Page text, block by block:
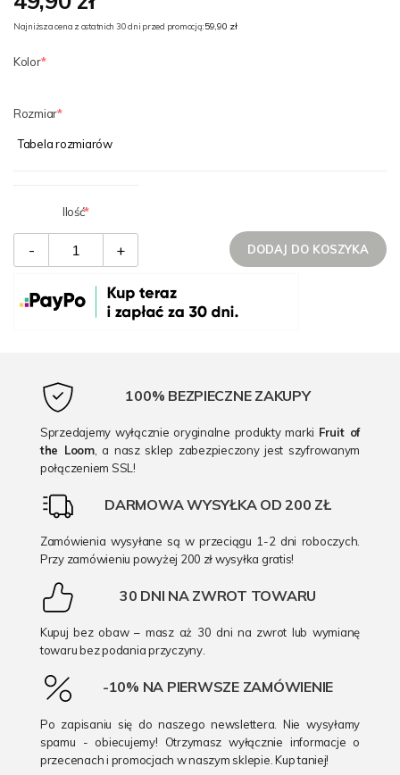
Najniższa cena z ostatnich 30 dni przed promocją:59,90 zł
Kolor
Rozmiar
Tabela rozmiarów
Ilość
- + DODAJ DO KOSZYKA
100% BEZPIECZNE ZAKUPY
Sprzedajemy wyłącznie oryginalne produkty marki Fruit of
the Loom, a nasz sklep zabezpieczony jest szyfrowanym
połączeniem SSL!
DARMOWA WYSYŁKA OD 200 ZŁ
Zamówienia wysyłane są w przeciągu 1-2 dni roboczych.
Przy zamówieniu powyżej 200 zł wysyłka gratis!
30 DNI NA ZWROT TOWARU
Kupuj bez obaw – masz aż 30 dni na zwrot lub wymianę
towaru bez podania przyczyny.
-10% NA PIERWSZE ZAMÓWIENIE
Po zapisaniu się do naszego newslettera. Nie wysyłamy
spamu - obiecujemy! Otrzymasz wyłącznie informacje o
przecenach i promocjach w naszym sklepie. Kup taniej!